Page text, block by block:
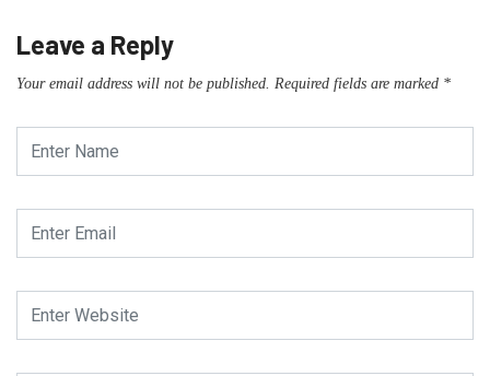
Leave a Reply
Your email address will not be published. Required fields are marked *